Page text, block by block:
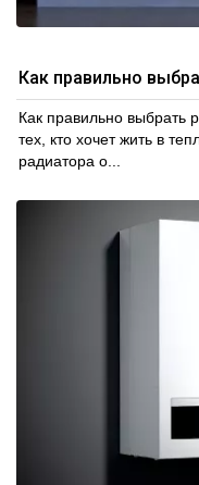
Как правильно
Как правильно выбрать
тех, кто хочет жить в
радиатора о...